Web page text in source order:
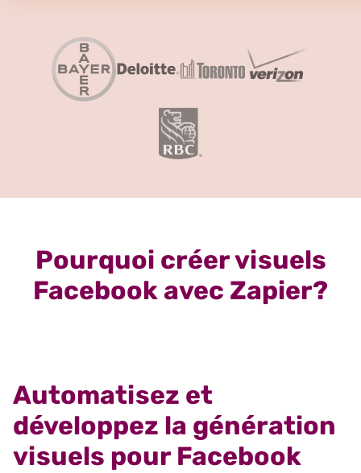
Pourquoi créer visuels
Facebook avec Zapier?
Automatisez et
développez la génération
visuels pour Facebook